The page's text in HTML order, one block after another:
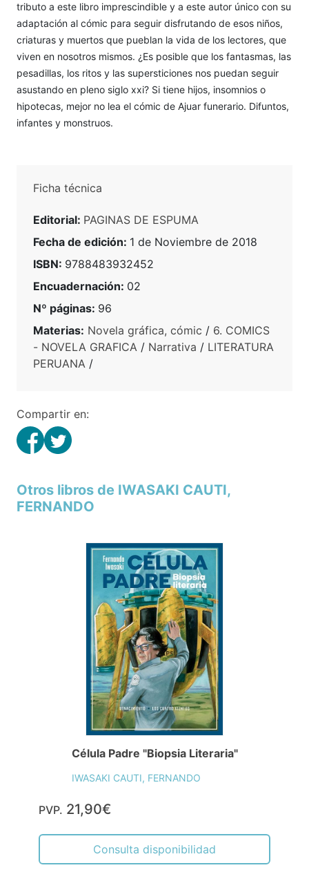
tributo a este libro imprescindible y a este autor único con su
adaptación al cómic para seguir disfrutando de esos niños,
criaturas y muertos que pueblan la vida de los lectores, que
viven en nosotros mismos. ¿Es posible que los fantasmas, las
pesadillas, los ritos y las supersticiones nos puedan seguir
asustando en pleno siglo xxi? Si tiene hijos, insomnios o
hipotecas, mejor no lea el cómic de Ajuar funerario. Difuntos,
infantes y monstruos.
Ficha técnica
Editorial: PAGINAS DE ESPUMA
Fecha de edición: 1 de Noviembre de 2018
ISBN: 9788483932452
Encuadernación: 02
Nº páginas: 96
Materias: Novela gráfica, cómic / 6. COMICS
- NOVELA GRAFICA / Narrativa / LITERATURA
PERUANA /
Compartir en:
Otros libros de IWASAKI CAUTI,
FERNANDO
Célula Padre "Biopsia Literaria"
IWASAKI CAUTI, FERNANDO
PVP. 21,90€
Consulta disponibilidad